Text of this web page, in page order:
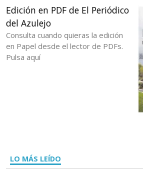
Edición en PDF de El Periódico
del Azulejo
Consulta cuando quieras la edición
en Papel desde el lector de PDFs.
Pulsa aquí
LO MÁS LEÍDO